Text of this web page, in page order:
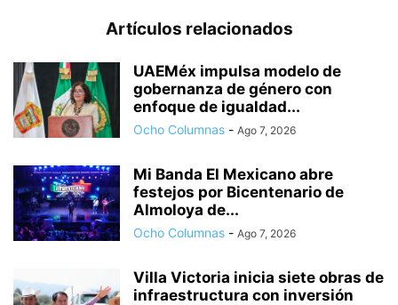
Artículos relacionados
UAEMéx impulsa modelo de
gobernanza de género con
enfoque de igualdad...
Ocho Columnas - Ago 7, 2026
Mi Banda El Mexicano abre
festejos por Bicentenario de
Almoloya de...
Ocho Columnas - Ago 7, 2026
Villa Victoria inicia siete obras de
infraestructura con inversión